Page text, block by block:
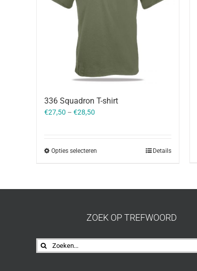
336 Squadron T-shirt
€27,50 – €28,50
Opties selecteren Details
ZOEK OP TREFWOORD
Zoeken
naar: